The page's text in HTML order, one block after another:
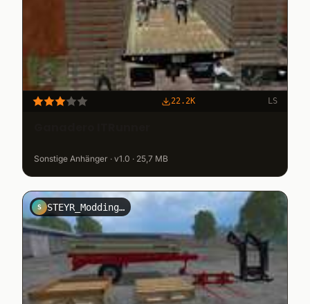
22.2K LS
Sonstige Anhänger · v1.0 · 25,7 MB
S STEYR_Modding_Team